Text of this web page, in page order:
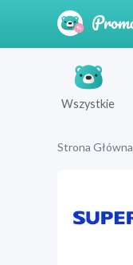
Wszystkie
Strona Główna